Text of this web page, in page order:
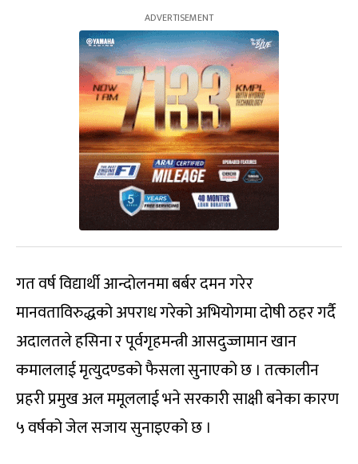
गत वर्ष विद्यार्थी आन्दोलनमा बर्बर दमन गरेर
मानवताविरुद्धको अपराध गरेको अभियोगमा दोषी ठहर गर्दै
अदालतले हसिना र पूर्वगृहमन्त्री आसदुज्जामान खान
कमाललाई मृत्युदण्डको फैसला सुनाएको छ । तत्कालीन
प्रहरी प्रमुख अल ममूललाई भने सरकारी साक्षी बनेका कारण
५ वर्षको जेल सजाय सुनाइएको छ ।